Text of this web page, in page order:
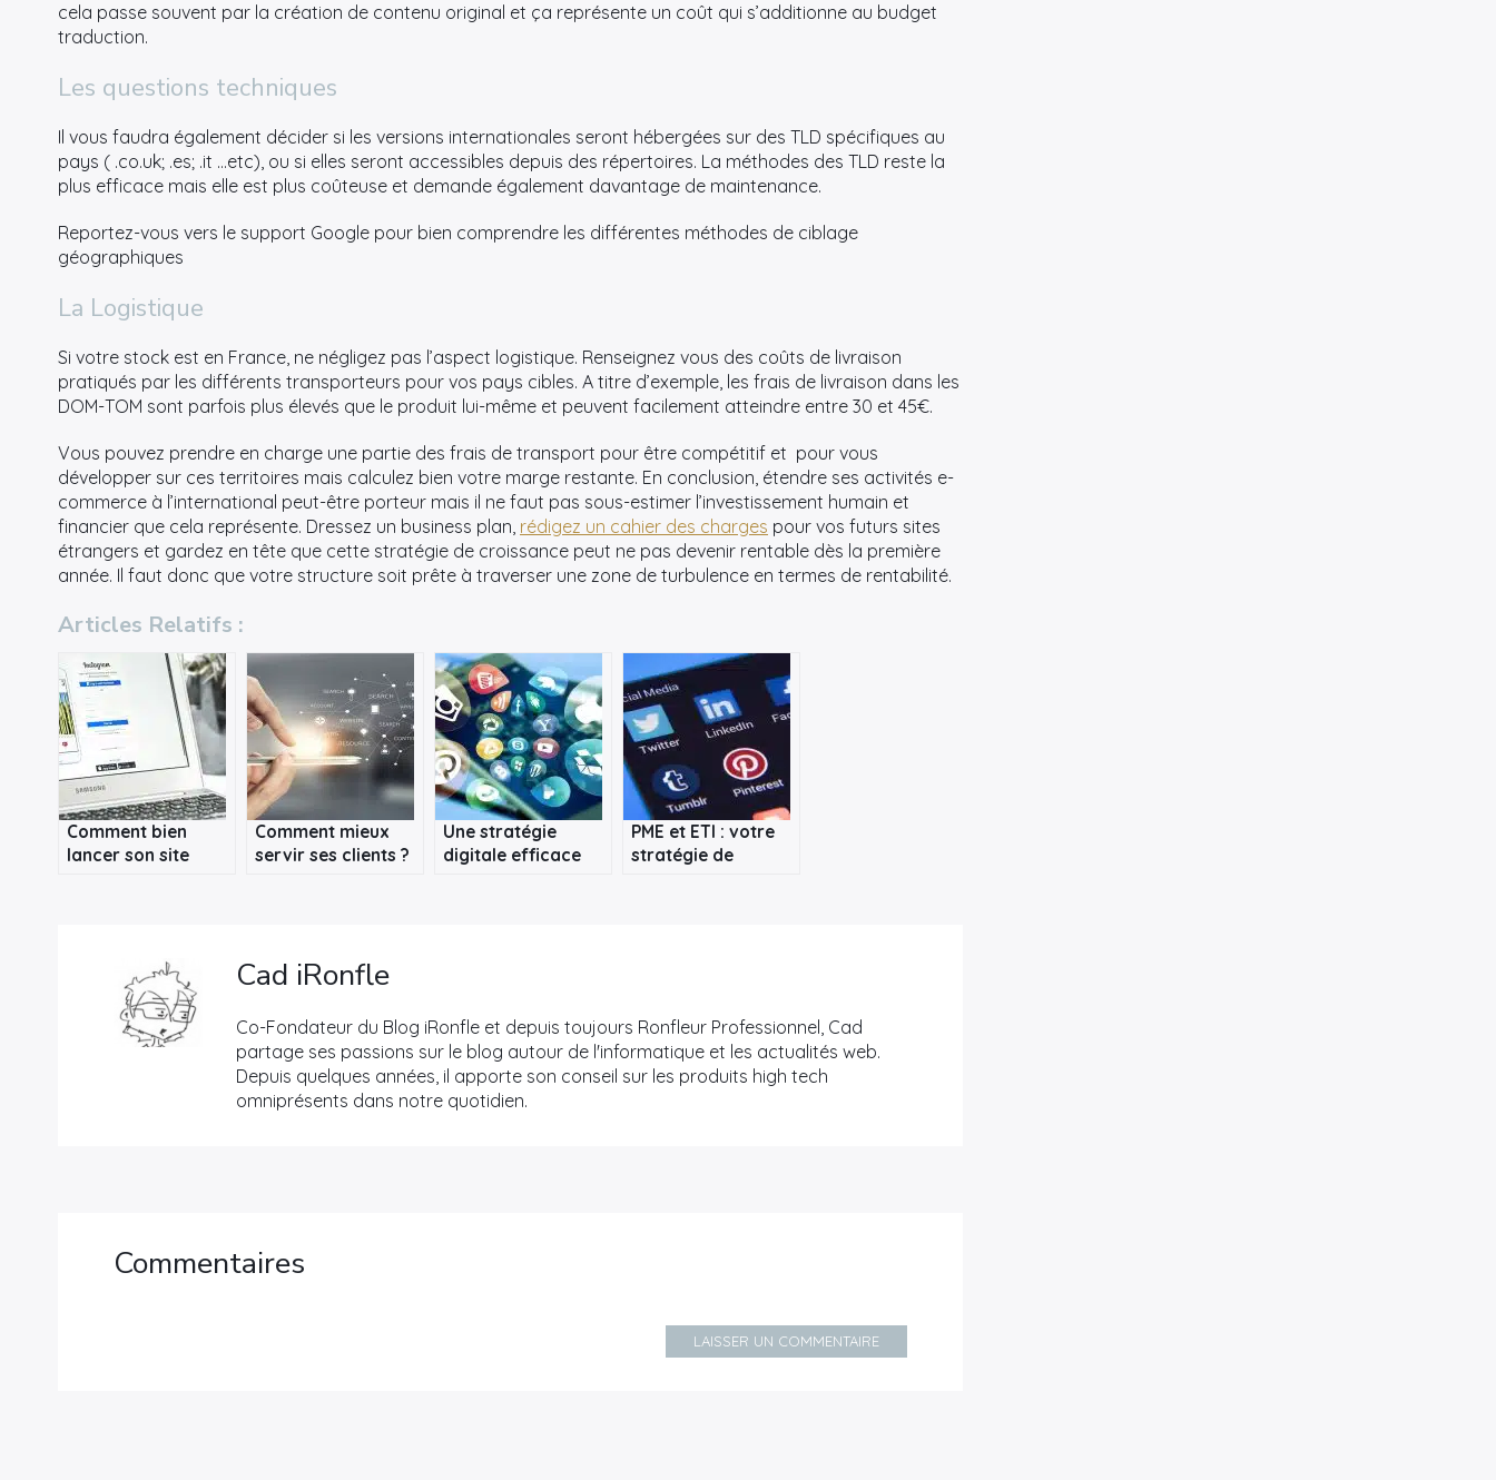
cela passe souvent par la création de contenu original et ça représente un coût qui s’additionne au budget
traduction.
Les questions techniques
Il vous faudra également décider si les versions internationales seront hébergées sur des TLD spécifiques au
pays ( .co.uk; .es; .it …etc), ou si elles seront accessibles depuis des répertoires. La méthodes des TLD reste la
plus efficace mais elle est plus coûteuse et demande également davantage de maintenance.
Reportez-vous vers le support Google pour bien comprendre les différentes méthodes de ciblage
géographiques
La Logistique
Si votre stock est en France, ne négligez pas l’aspect logistique. Renseignez vous des coûts de livraison
pratiqués par les différents transporteurs pour vos pays cibles. A titre d’exemple, les frais de livraison dans les
DOM-TOM sont parfois plus élevés que le produit lui-même et peuvent facilement atteindre entre 30 et 45€.
Vous pouvez prendre en charge une partie des frais de transport pour être compétitif et pour vous
développer sur ces territoires mais calculez bien votre marge restante. En conclusion, étendre ses activités e-
commerce à l’international peut-être porteur mais il ne faut pas sous-estimer l’investissement humain et
financier que cela représente. Dressez un business plan, rédigez un cahier des charges pour vos futurs sites
étrangers et gardez en tête que cette stratégie de croissance peut ne pas devenir rentable dès la première
année. Il faut donc que votre structure soit prête à traverser une zone de turbulence en termes de rentabilité.
Articles Relatifs :
Comment bien
lancer son site
Comment mieux
servir ses clients ?
Une stratégie
digitale efficace
PME et ETI : votre
stratégie de
Cad iRonfle
Co-Fondateur du Blog iRonfle et depuis toujours Ronfleur Professionnel, Cad
partage ses passions sur le blog autour de l'informatique et les actualités web.
Depuis quelques années, il apporte son conseil sur les produits high tech
omniprésents dans notre quotidien.
Commentaires
LAISSER UN COMMENTAIRE